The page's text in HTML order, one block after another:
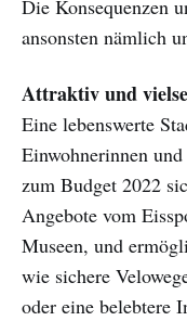
Die Konsequenzen
ansonsten nämlich
Attraktiv und
Eine lebenswerte
Einwohnerinnen
zum Budget 2022
Angebote vom
Museen, und
wie sichere
oder eine belebtere